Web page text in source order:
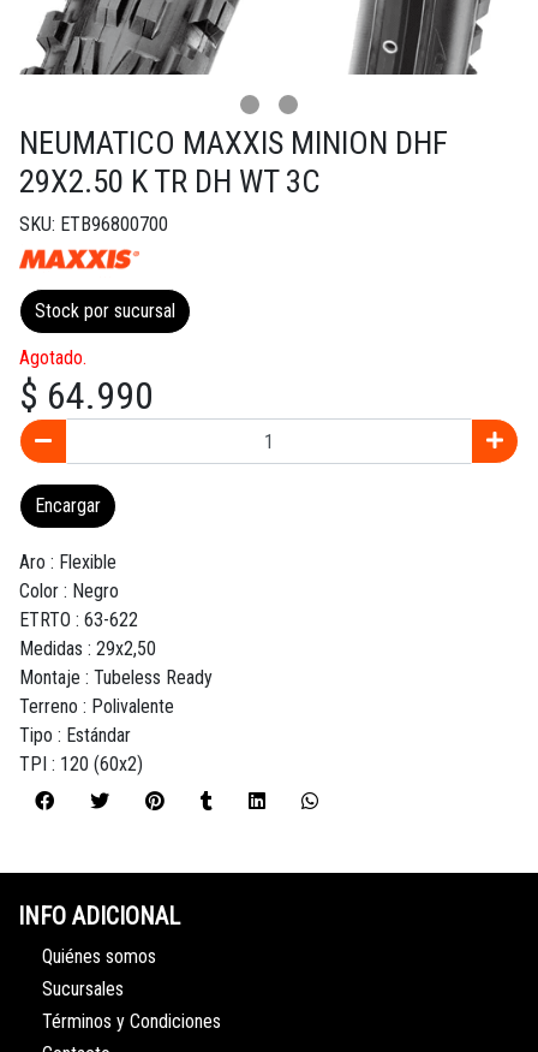
NEUMATICO MAXXIS MINION DHF
29X2.50 K TR DH WT 3C
SKU: ETB96800700
Stock por sucursal
Agotado.
$ 64.990
Encargar
Aro : Flexible
Color : Negro
ETRTO : 63-622
Medidas : 29x2,50
Montaje : Tubeless Ready
Terreno : Polivalente
Tipo : Estándar
TPI : 120 (60x2)
INFO ADICIONAL
Quiénes somos
Sucursales
Términos y Condiciones